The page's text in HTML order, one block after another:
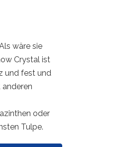
wäre sie
Crystal ist
und fest und
oder
Tulpe.